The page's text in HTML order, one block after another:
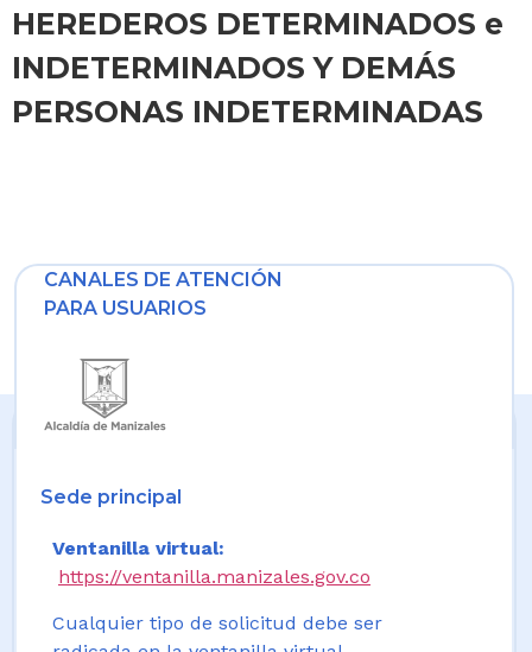
HEREDEROS DETERMINADOS e
INDETERMINADOS Y DEMÁS
PERSONAS INDETERMINADAS
CANALES DE ATENCIÓN
PARA USUARIOS
Sede principal
Ventanilla virtual:
https://ventanilla.manizales.gov.co
Cualquier tipo de solicitud debe ser